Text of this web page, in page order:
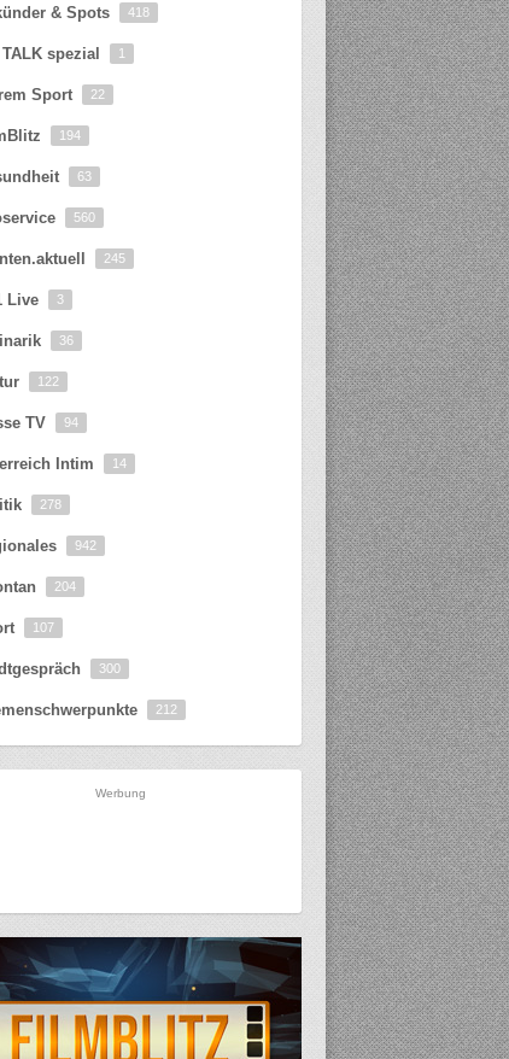
& Spots 418
spezial 1
Sport 22
194
63
560
245
Live 3
36
122
TV 94
Intim 14
278
942
204
107
300
212
Werbung